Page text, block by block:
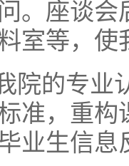
。座谈
室等，
院的专业
准，重
业生信